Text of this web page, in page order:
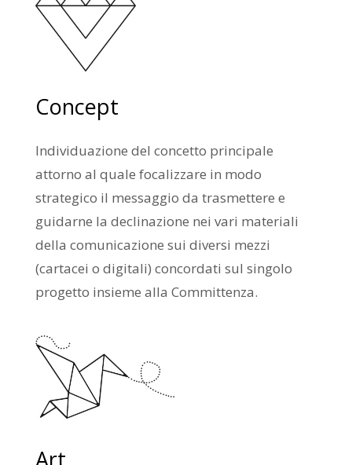
Concept
Individuazione del concetto principale
attorno al quale focalizzare in modo
strategico il messaggio da trasmettere e
guidarne la declinazione nei vari materiali
della comunicazione sui diversi mezzi
(cartacei o digitali) concordati sul singolo
progetto insieme alla Committenza.
Art